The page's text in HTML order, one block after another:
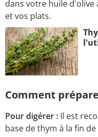
dans votre huile d'olive
et vos plats.
Comment
Pour digérer : Il est
base de thym à la fin